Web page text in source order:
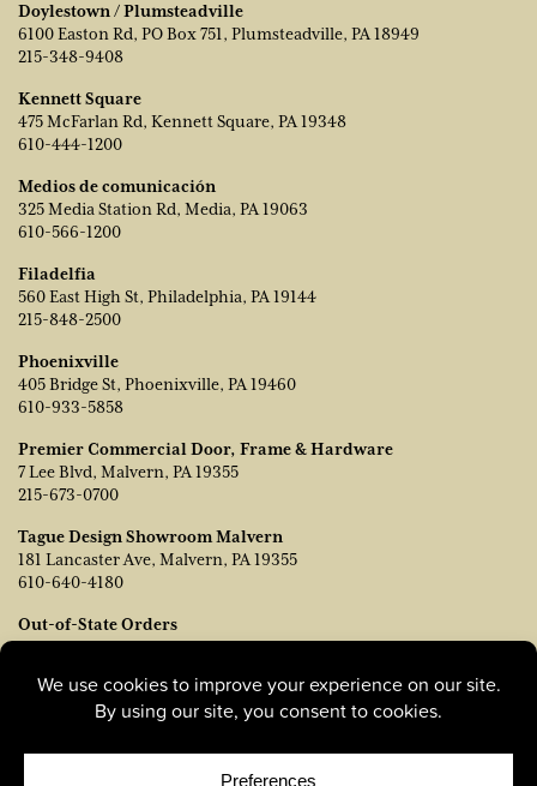
Doylestown / Plumsteadville
6100 Easton Rd, PO Box 751, Plumsteadville, PA 18949
215-348-9408
Kennett Square
475 McFarlan Rd, Kennett Square, PA 19348
610-444-1200
Medios de comunicación
325 Media Station Rd, Media, PA 19063
610-566-1200
Filadelfia
560 East High St, Philadelphia, PA 19144
215-848-2500
Phoenixville
405 Bridge St, Phoenixville, PA 19460
610-933-5858
Premier Commercial Door, Frame & Hardware
7 Lee Blvd, Malvern, PA 19355
215-673-0700
Tague Design Showroom Malvern
181 Lancaster Ave, Malvern, PA 19355
610-640-4180
Out-of-State Orders
Póngase en contacto con TJ Vanleer, Vicepresidente de Ventas:
215-778-6463